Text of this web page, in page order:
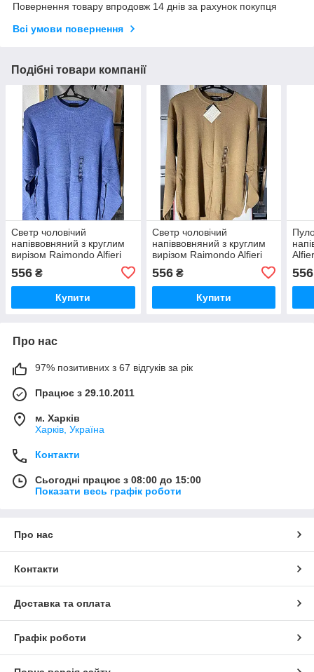
Повернення товару впродовж 14 днів за рахунок покупця
Всі умови повернення
Подібні товари компанії
Светр чоловічий
напіввовняний з круглим
вирізом Raimondo Alfieri
556 ₴
Купити
Светр чоловічий
напіввовняний з круглим
вирізом Raimondo Alfieri
556₴
Купити
556
Про нас
97% позитивних з 67 відгуків за рік
Працює з 29.10.2011
м. Харків
Харків, Україна
Контакти
Сьогодні працює з 08:00 до 15:00
Показати весь графік роботи
Про нас
Контакти
Доставка та оплата
Графік роботи